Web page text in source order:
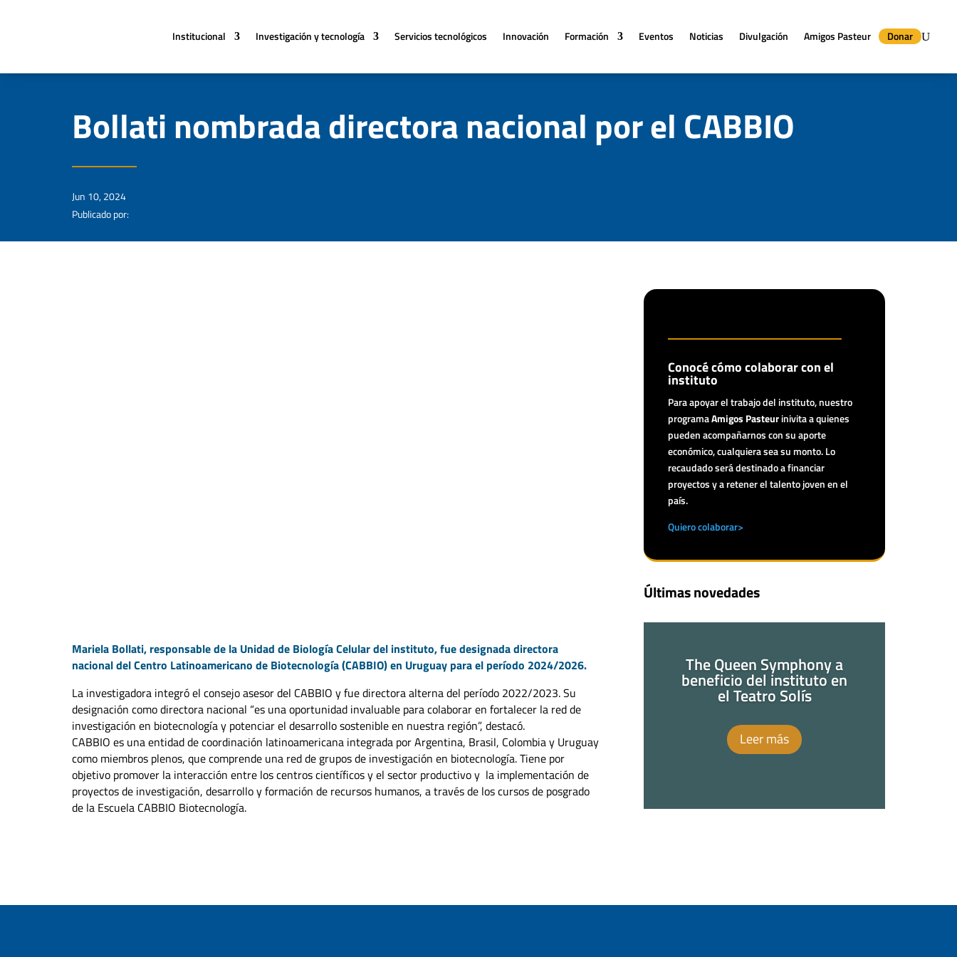
Institucional Investigación y tecnología Servicios tecnológicos Innovación Formación Eventos Noticias Divulgación Amigos Pasteur Donar
Bollati nombrada directora nacional por el CABBIO
Jun 10, 2024
Publicado por:
Mariela Bollati, responsable de la Unidad de Biología Celular del instituto, fue designada directora
nacional del Centro Latinoamericano de Biotecnología (CABBIO) en Uruguay para el período 2024/2026.
La investigadora integró el consejo asesor del CABBIO y fue directora alterna del período 2022/2023. Su
designación como directora nacional “es una oportunidad invaluable para colaborar en fortalecer la red de
investigación en biotecnología y potenciar el desarrollo sostenible en nuestra región”, destacó.
CABBIO es una entidad de coordinación latinoamericana integrada por Argentina, Brasil, Colombia y Uruguay
como miembros plenos, que comprende una red de grupos de investigación en biotecnología. Tiene por
objetivo promover la interacción entre los centros científicos y el sector productivo y la implementación de
proyectos de investigación, desarrollo y formación de recursos humanos, a través de los cursos de posgrado
de la Escuela CABBIO Biotecnología.
Conocé cómo colaborar con el
instituto
Para apoyar el trabajo del instituto, nuestro
programaAmigos Pasteurinivita a quienes
pueden acompañarnos con su aporte
económico, cualquiera sea su monto. Lo
recaudado será destinado a financiar
proyectos y a retener el talento joven en el
país.
Quiero colaborar>
Últimas novedades
The Queen Symphony a
beneficio del instituto en
el Teatro Solís
Leer más